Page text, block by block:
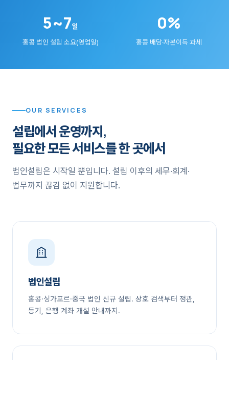
5~7일
홍콩 법인 설립 소요(영업일)
0%
홍콩 배당·자본이득 과세
OUR SERVICES
설립에서 운영까지,
필요한 모든 서비스를 한 곳에서
법인설립은 시작일 뿐입니다. 설립 이후의 세무·회계·
법무까지 끊김 없이 지원합니다.
법인설립
홍콩·싱가포르·중국 법인 신규 설립. 상호 검색부터 정관,
등기, 은행 계좌 개설 안내까지.